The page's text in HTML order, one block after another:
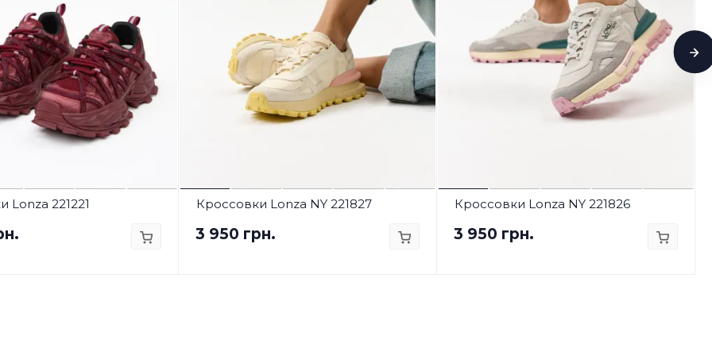
Lonza 221221 Кроссовки Lonza NY 221827
3 950 грн.
Кроссовки Lonza NY 221826
3 950 грн.